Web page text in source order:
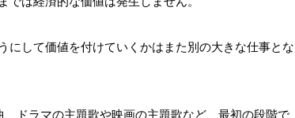
にして価値を付けていくかはまた別の大きな仕事とな
、ドラマの主題歌や映画の主題歌など、最初の段階で